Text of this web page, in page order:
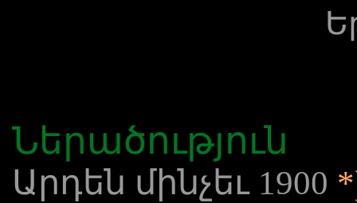
Ներածություն
Արդեն մինչեւ 1900